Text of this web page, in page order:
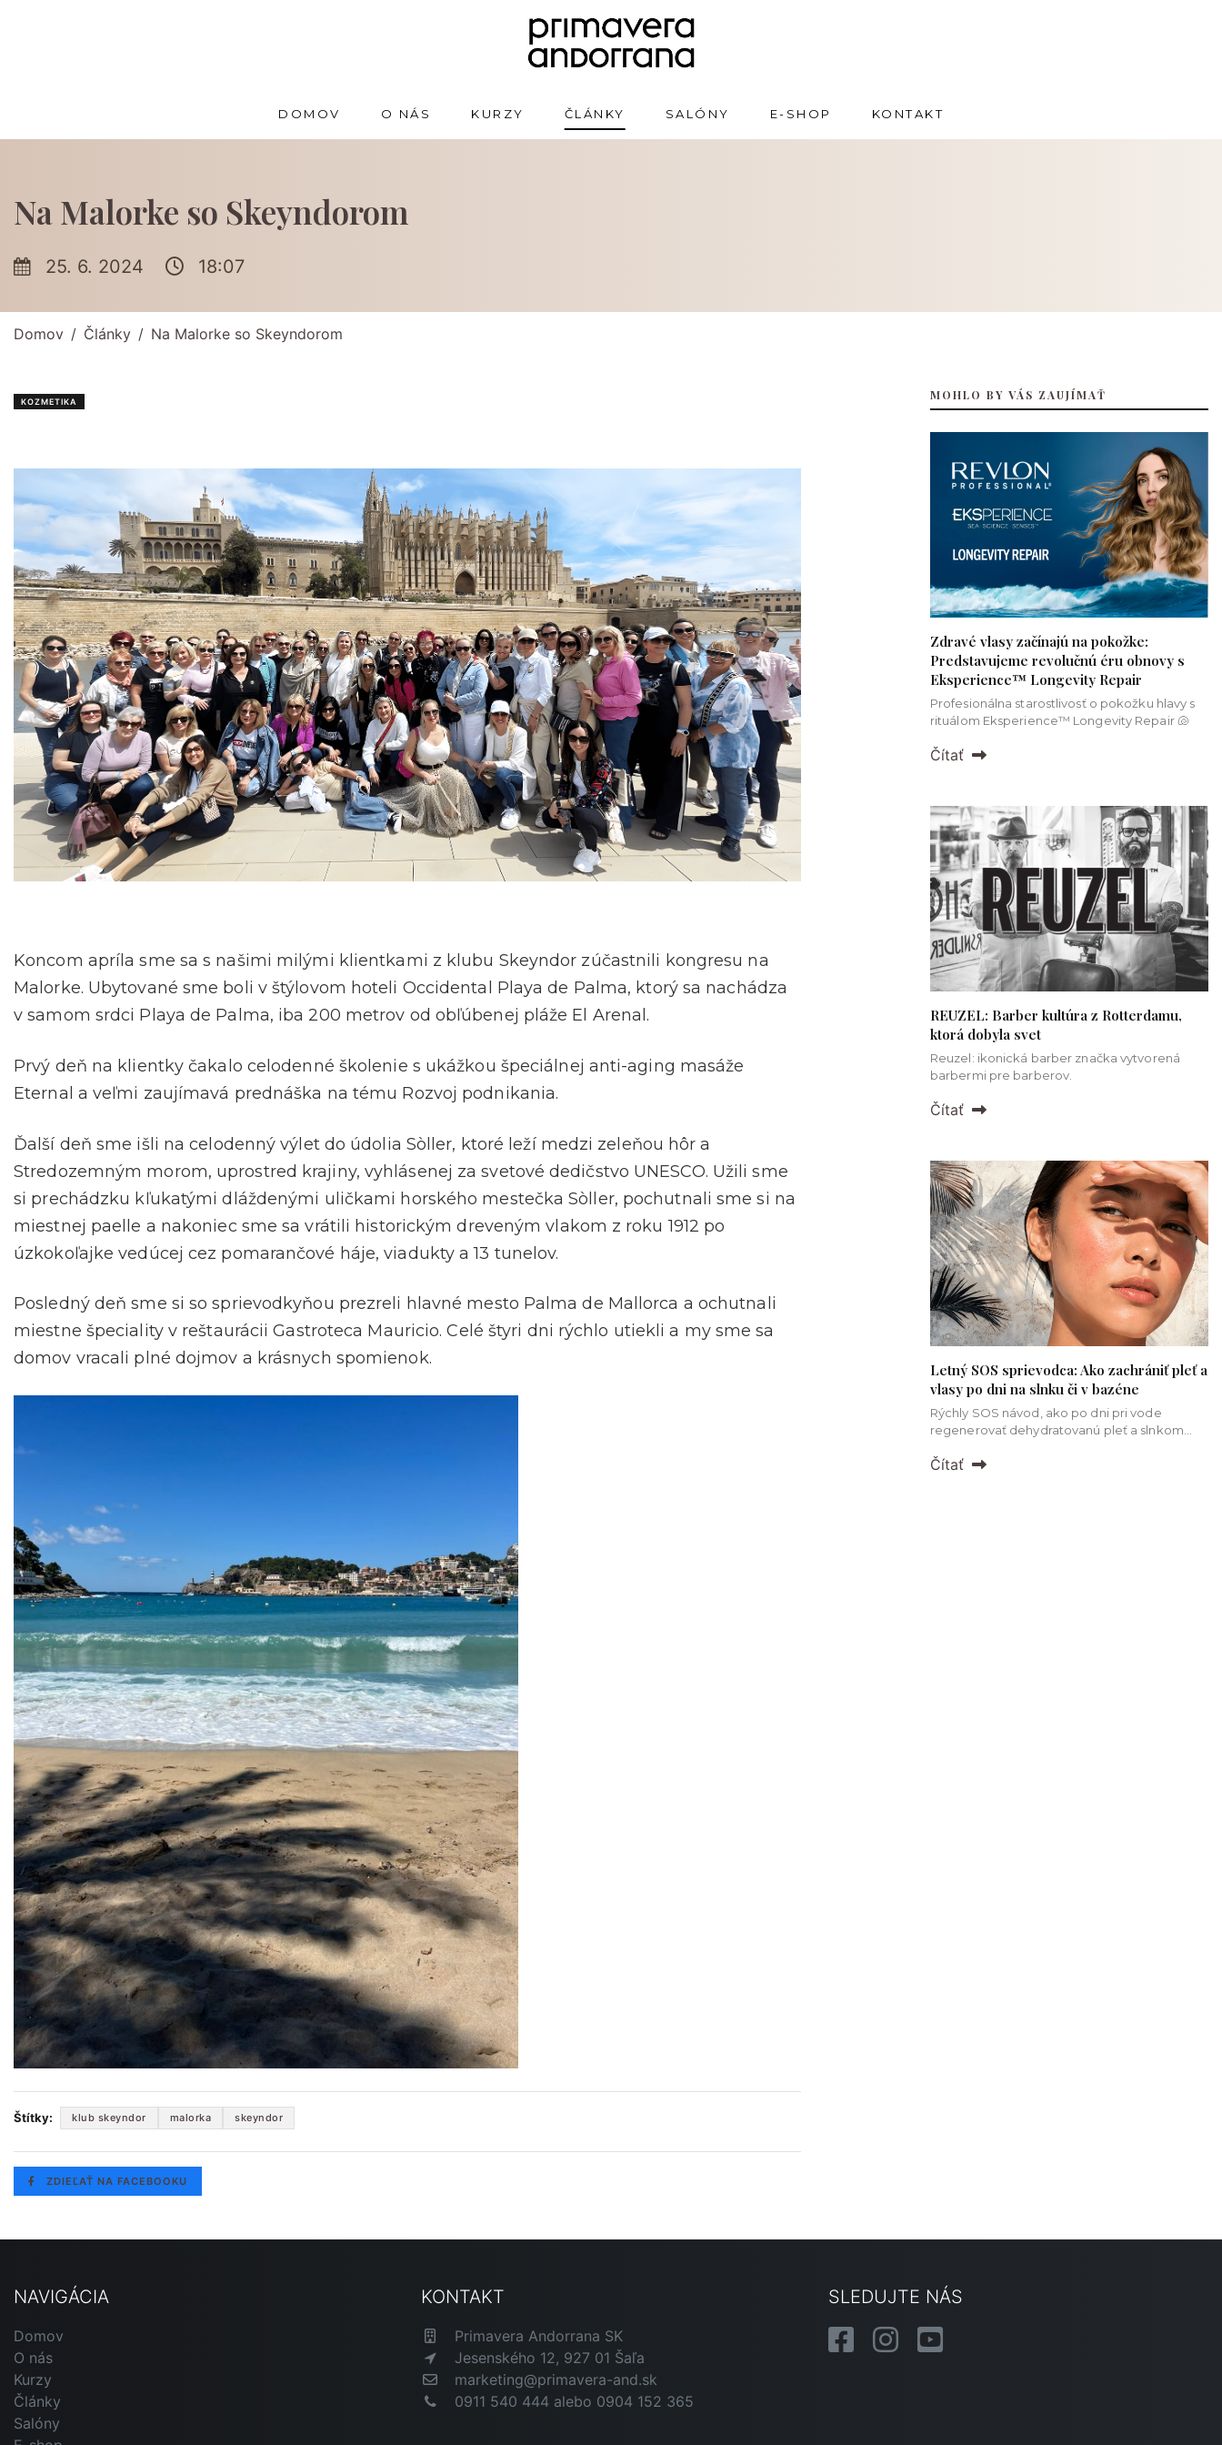
DOMOV O NÁS KURZY ČLÁNKY SALÓNY E-SHOP KONTAKT
Na Malorke so Skeyndorom
25. 6. 2024 18:07
Domov Články Na Malorke so Skeyndorom
KOZMETIKA
Koncom apríla sme sa s našimi milými klientkami z klubu Skeyndor zúčastnili kongresu na
Malorke. Ubytované sme boli v štýlovom hoteli Occidental Playa de Palma, ktorý sa nachádza
v samom srdci Playa de Palma, iba 200 metrov od obľúbenej pláže El Arenal.
Prvý deň na klientky čakalo celodenné školenie s ukážkou špeciálnej anti-aging masáže
Eternal a veľmi zaujímavá prednáška na tému Rozvoj podnikania.
Ďalší deň sme išli na celodenný výlet do údolia Sòller, ktoré leží medzi zeleňou hôr a
Stredozemným morom, uprostred krajiny, vyhlásenej za svetové dedičstvo UNESCO. Užili sme
si prechádzku kľukatými dláždenými uličkami horského mestečka Sòller, pochutnali sme si na
miestnej paelle a nakoniec sme sa vrátili historickým dreveným vlakom z roku 1912 po
úzkokoľajke vedúcej cez pomarančové háje, viadukty a 13 tunelov.
Posledný deň sme si so sprievodkyňou prezreli hlavné mesto Palma de Mallorca a ochutnali
miestne špeciality v reštaurácii Gastroteca Mauricio. Celé štyri dni rýchlo utiekli a my sme sa
domov vracali plné dojmov a krásnych spomienok.
Štítky: klub skeyndor malorka skeyndor
ZDIEĽAŤ NA FACEBOOKU
MOHLO BY VÁS ZAUJÍMAŤ
Zdravé vlasy začínajú na pokožke:
Predstavujeme revolučnú éru obnovy s
Eksperience™ Longevity Repair
Profesionálna starostlivosť o pokožku hlavy s
rituálom Eksperience™ Longevity Repair 🐚
Čítať
REUZEL: Barber kultúra z Rotterdamu,
ktorá dobyla svet
Reuzel: ikonická barber značka vytvorená
barbermi pre barberov.
Čítať
Letný SOS sprievodca: Ako zachrániť pleť a
vlasy po dni na slnku či v bazéne
Rýchly SOS návod, ako po dni pri vode
regenerovať dehydratovanú pleť a slnkom
Čítať
NAVIGÁCIA
Domov
O nás
Kurzy
Články
Salóny
KONTAKT
Primavera Andorrana SK
Jesenského 12, 927 01 Šaľa
marketing@primavera-and.sk
0911 540 444 alebo 0904 152 365
SLEDUJTE NÁS